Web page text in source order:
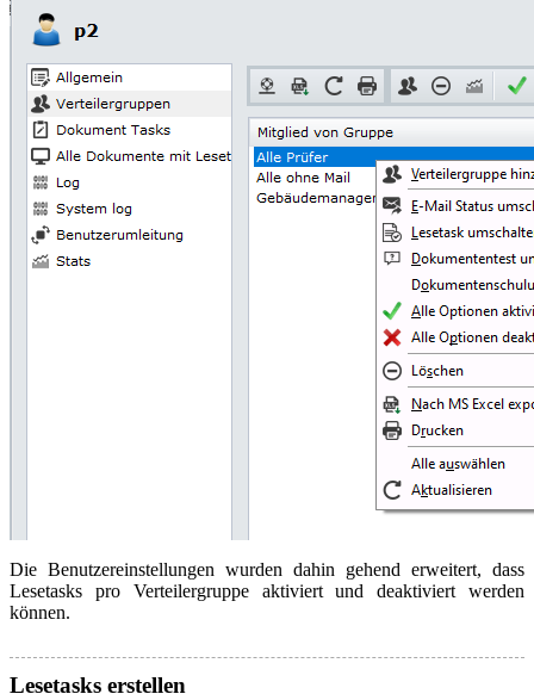
Die Benutzereinstellungen wurden dahin gehend erweitert, dass
Lesetasks pro Verteilergruppe aktiviert und deaktiviert werden
können.
Lesetasks erstellen